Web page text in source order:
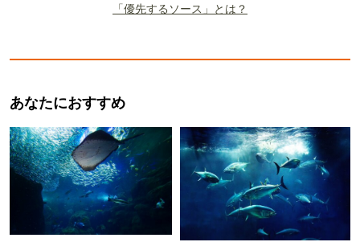
「優先するソース」とは？
あなたにおすすめ